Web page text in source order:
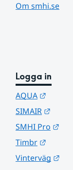
Om smhi.se
Logga in
AQUA
SIMAIR
SMHI Pro
Timbr
Vinterväg